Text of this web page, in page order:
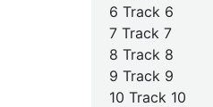
6 Track 6
7 Track 7
8 Track 8
9 Track 9
10 Track 10